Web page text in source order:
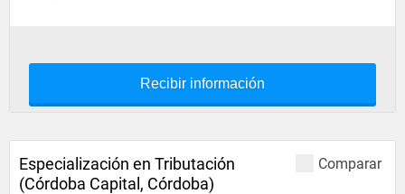
Recibir información
Comparar
Especialización en Tributación
(Córdoba Capital, Córdoba)